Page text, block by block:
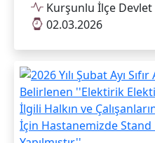
Kurşunlu İlçe
02.03.2026